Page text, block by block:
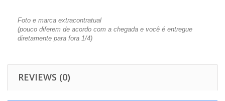
Foto e marca extracontratual
(pouco diferem de acordo com a chegada e você é entregue
diretamente para fora 1/4)
REVIEWS (0)